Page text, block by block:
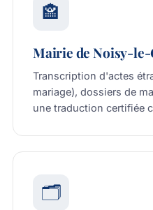
🏤
Mairie de Noisy-
Transcription d'actes
mariage), dossiers de
une traduction certifiée
🗂️